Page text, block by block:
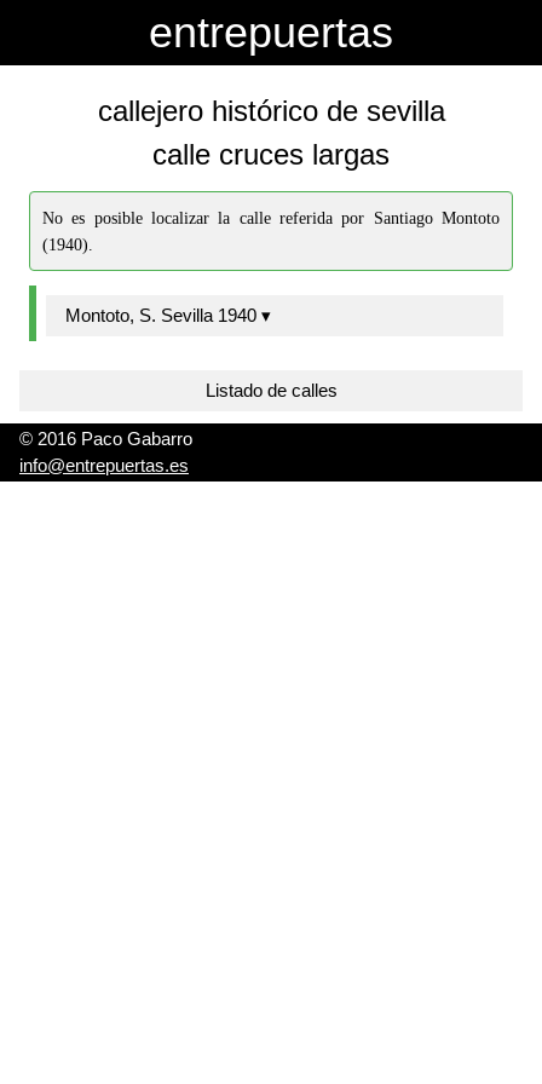
entrepuertas
callejero histórico de sevilla
calle cruces largas
No es posible localizar la calle referida por Santiago Montoto
(1940).
Montoto, S. Sevilla 1940 ▾
Listado de calles
© 2016 Paco Gabarro
info@entrepuertas.es